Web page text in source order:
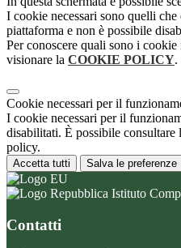
I cookie necessari sono quelli
piattaforma e non è possibile
Per conoscere quali sono i
visionare la COOKIE POLICY.
Cookie necessari per il
I cookie necessari per il
disabilitati. È possibile
policy.
Accetta tutti Salva le preferenze
Istituto
Contatti